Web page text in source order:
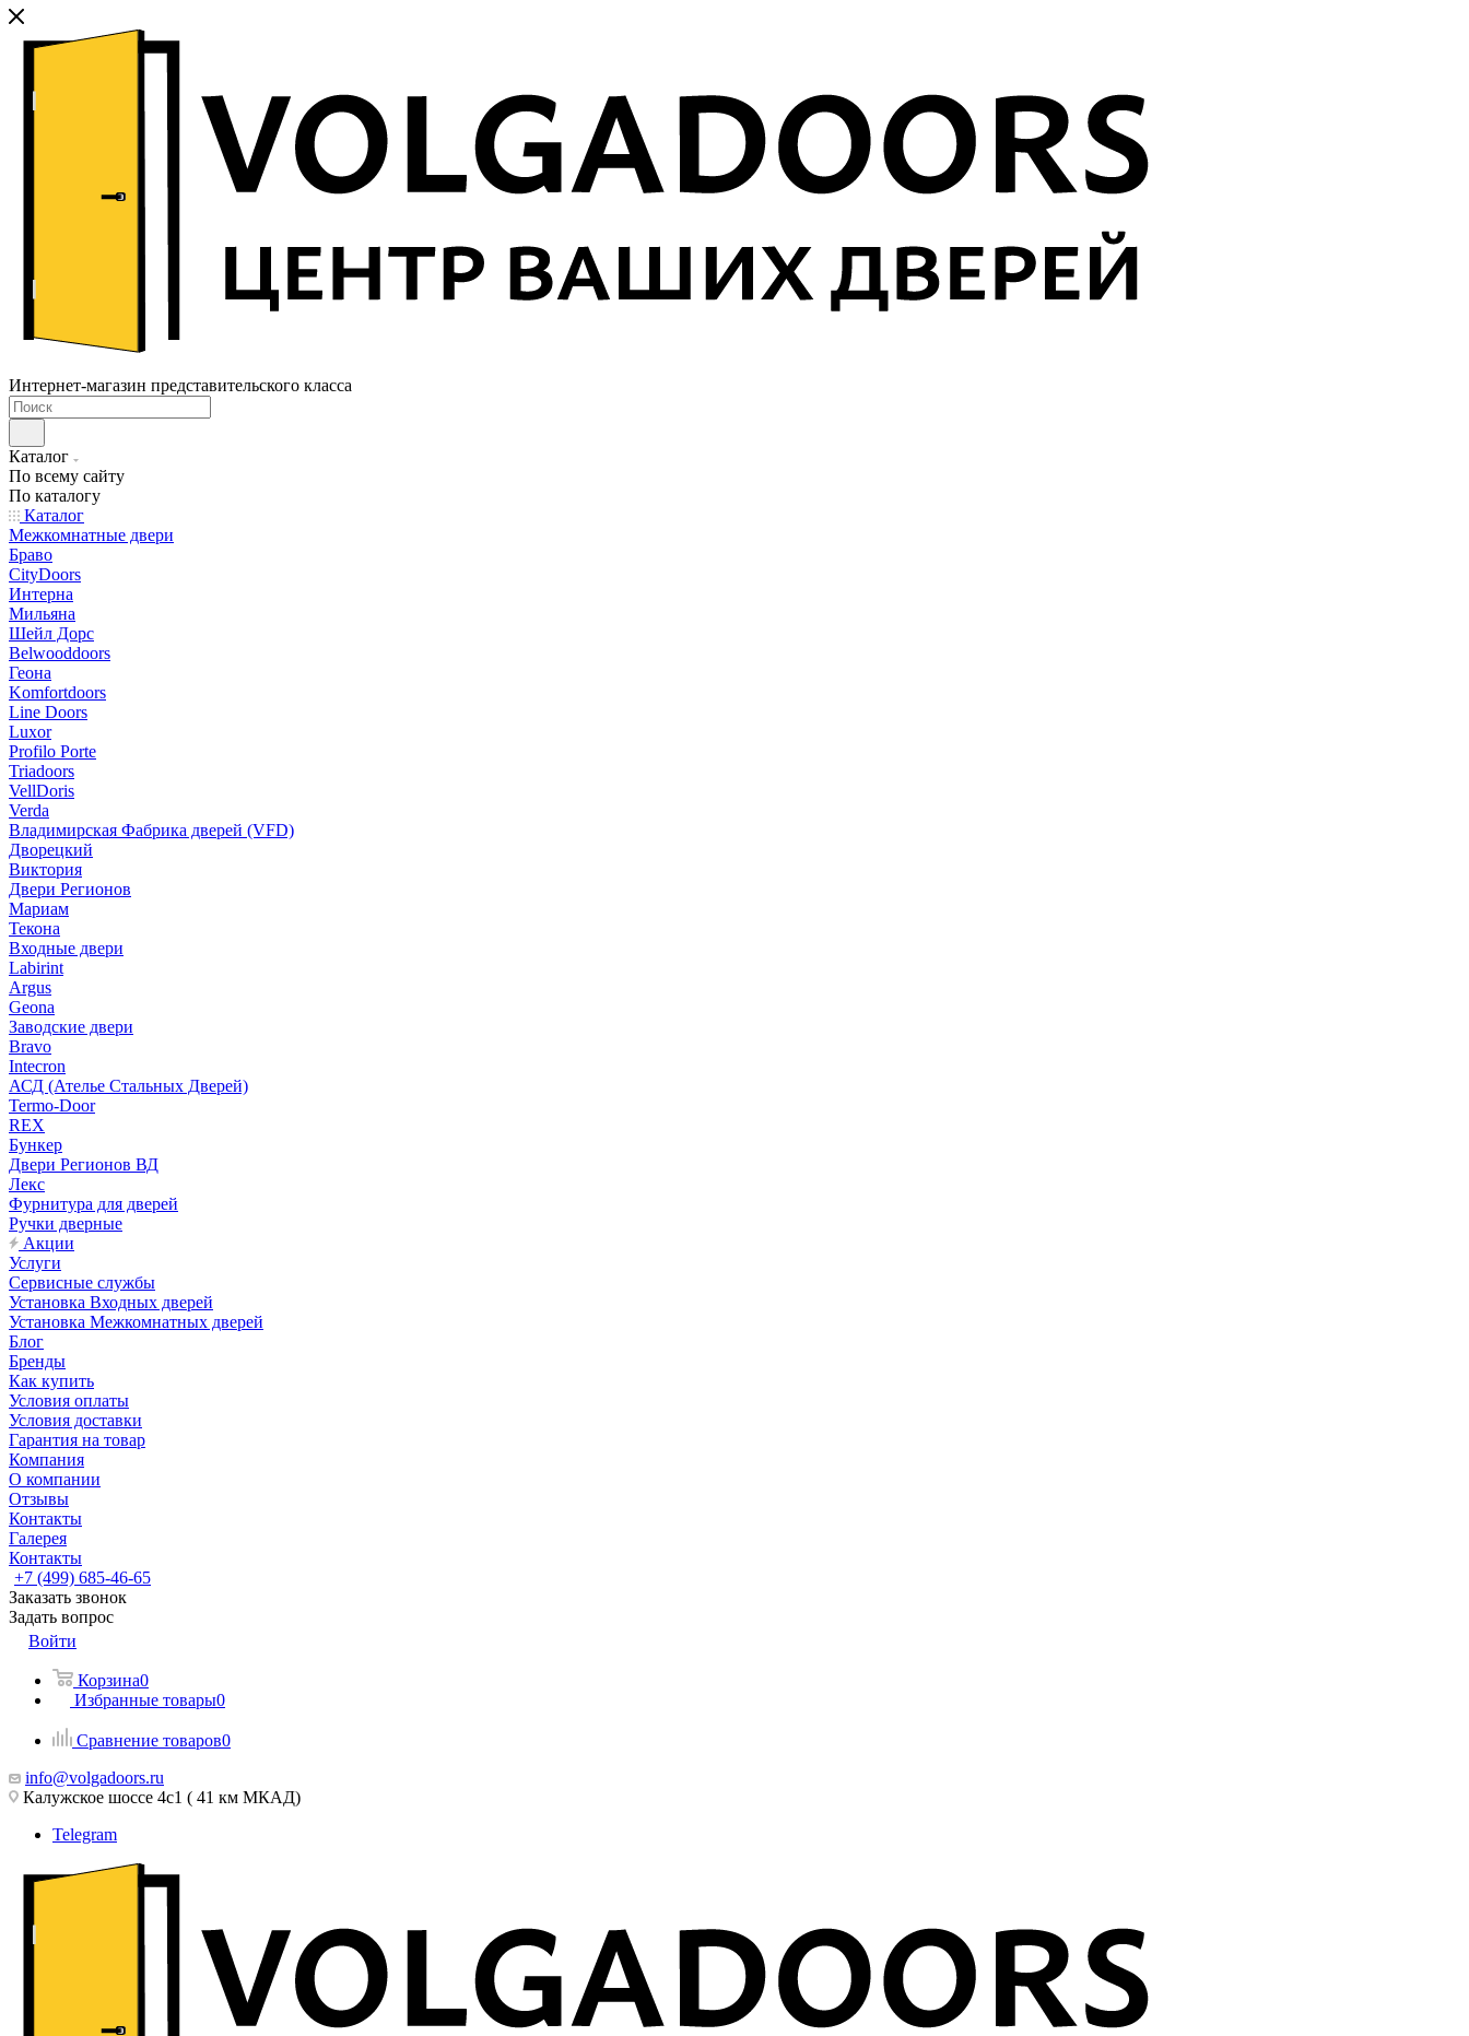
Интернет-магазин представительского класса
Каталог
По всему сайту
По каталогу
Каталог
Межкомнатные двери
Браво
CityDoors
Интерна
Мильяна
Шейл Дорс
Belwooddoors
Геона
Komfortdoors
Line Doors
Luxor
Profilo Porte
Triadoors
VellDoris
Verda
Владимирская Фабрика дверей (VFD)
Дворецкий
Виктория
Двери Регионов
Мариам
Текона
Входные двери
Labirint
Argus
Geona
Заводские двери
Bravo
Intecron
АСД (Ателье Стальных Дверей)
Termo-Door
REX
Бункер
Двери Регионов ВД
Лекс
Фурнитура для дверей
Ручки дверные
Акции
Услуги
Сервисные службы
Установка Входных дверей
Установка Межкомнатных дверей
Блог
Бренды
Как купить
Условия оплаты
Условия доставки
Гарантия на товар
Компания
О компании
Отзывы
Контакты
Галерея
Контакты
+7 (499) 685-46-65
Заказать звонок
Задать вопрос
Войти
Корзина0
Избранные товары0
Сравнение товаров0
info@volgadoors.ru
Калужское шоссе 4с1 ( 41 км МКАД)
Telegram